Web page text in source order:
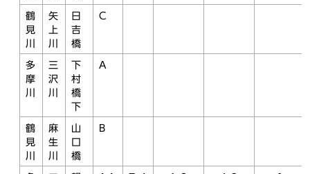
鶴
見
川
矢
上
川
日
吉
橋
C
多
摩
川
三
沢
川
下
村
橋
下
A
鶴
見
川
麻
生
川
山
口
橋
B